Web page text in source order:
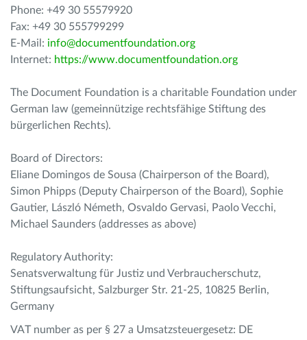
Phone: +49 30 55579920
Fax: +49 30 555799299
E-Mail: info@documentfoundation.org
Internet: https://www.documentfoundation.org
The Document Foundation is a charitable Foundation under
German law (gemeinnützige rechtsfähige Stiftung des
bürgerlichen Rechts).
Board of Directors:
Eliane Domingos de Sousa (Chairperson of the Board),
Simon Phipps (Deputy Chairperson of the Board), Sophie
Gautier, László Németh, Osvaldo Gervasi, Paolo Vecchi,
Michael Saunders (addresses as above)
Regulatory Authority:
Senatsverwaltung für Justiz und Verbraucherschutz,
Stiftungsaufsicht, Salzburger Str. 21-25, 10825 Berlin,
Germany
VAT number as per § 27 a Umsatzsteuergesetz: DE